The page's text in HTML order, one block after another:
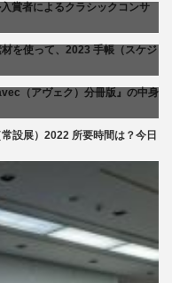
ト
賞者によるクラシックコンサ
を使って、2023 手帳（スケジ
（アヴェク）分冊版』の中身
館巡り
設展）2022 所要時間は？今日